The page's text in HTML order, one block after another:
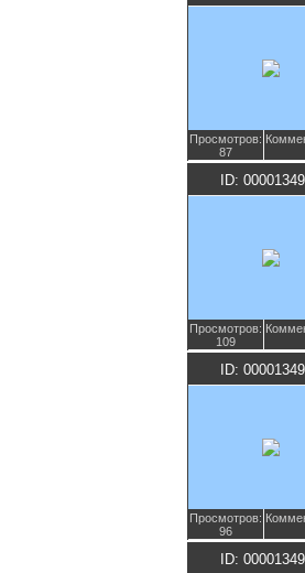
Просмотров:
87
ID:
Просмотров:
109
ID:
Просмотров:
96
ID: